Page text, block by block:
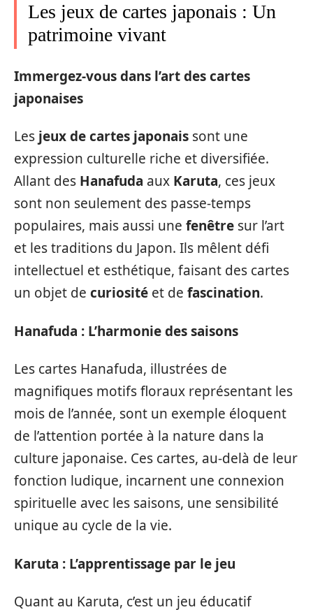
Les jeux de cartes japonais : Un
patrimoine vivant
Immergez-vous dans l’art des cartes
japonaises
Les jeux de cartes japonais sont une
expression culturelle riche et diversifiée.
Allant des Hanafuda aux Karuta, ces jeux
sont non seulement des passe-temps
populaires, mais aussi une fenêtre sur l’art
et les traditions du Japon. Ils mêlent défi
intellectuel et esthétique, faisant des cartes
un objet de curiosité et de fascination.
Hanafuda : L’harmonie des saisons
Les cartes Hanafuda, illustrées de
magnifiques motifs floraux représentant les
mois de l’année, sont un exemple éloquent
de l’attention portée à la nature dans la
culture japonaise. Ces cartes, au-delà de leur
fonction ludique, incarnent une connexion
spirituelle avec les saisons, une sensibilité
unique au cycle de la vie.
Karuta : L’apprentissage par le jeu
Quant au Karuta, c’est un jeu éducatif